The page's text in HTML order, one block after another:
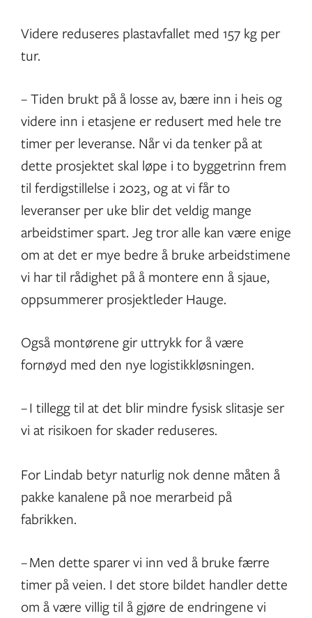
Videre reduseres plastavfallet med 157 kg per
tur.
– Tiden brukt på å losse av, bære inn i heis og
videre inn i etasjene er redusert med hele tre
timer per leveranse. Når vi da tenker på at
dette prosjektet skal løpe i to byggetrinn frem
til ferdigstillelse i 2023, og at vi får to
leveranser per uke blir det veldig mange
arbeidstimer spart. Jeg tror alle kan være enige
om at det er mye bedre å bruke arbeidstimene
vi har til rådighet på å montere enn å sjaue,
oppsummerer prosjektleder Hauge.
Også montørene gir uttrykk for å være
fornøyd med den nye logistikkløsningen.
– I tillegg til at det blir mindre fysisk slitasje ser
vi at risikoen for skader reduseres.
For Lindab betyr naturlig nok denne måten å
pakke kanalene på noe merarbeid på
fabrikken.
– Men dette sparer vi inn ved å bruke færre
timer på veien. I det store bildet handler dette
om å være villig til å gjøre de endringene vi